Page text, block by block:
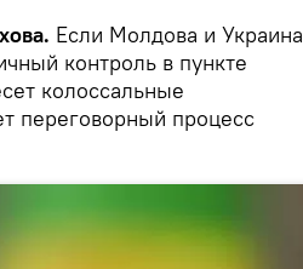
Если Молдова и Украина
контроль в пункте
колоссальные
переговорный процесс